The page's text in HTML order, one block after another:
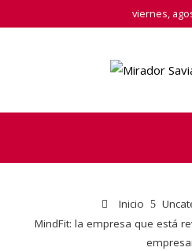
viernes,
Inicio
MindFit: la empresa que está